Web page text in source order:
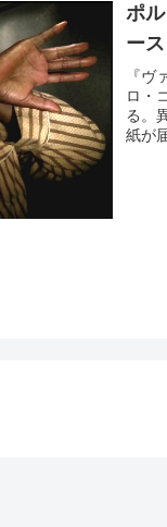
ポ
ー
『
ロ・
る。
紙が